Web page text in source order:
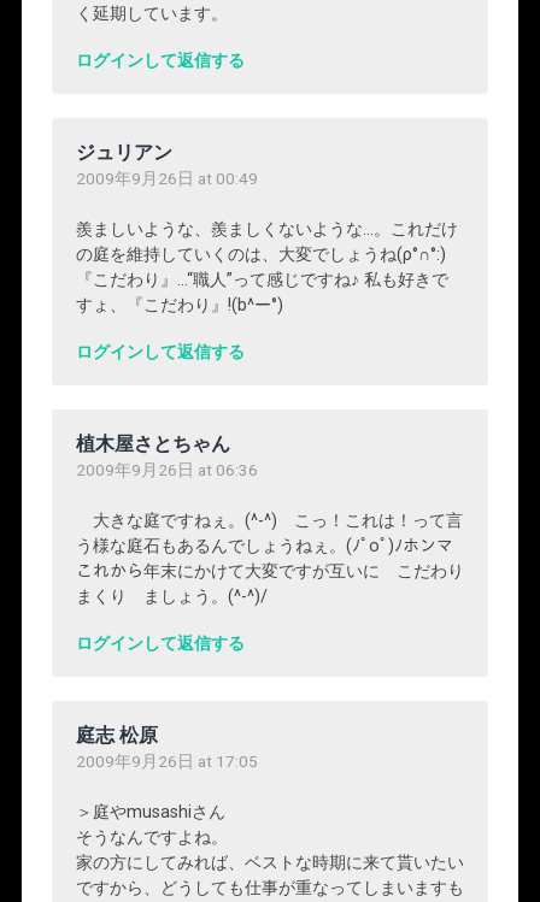
く延期しています。
ログインして返信する
ジュリアン
2009年9月26日 at 00:49
羨ましいような、羨ましくないような…。これだけ
の庭を維持していくのは、大変でしょうね(ρ°∩°:)
『こだわり』…“職人”って感じですね♪ 私も好きで
すょ、『こだわり』!(b^ー°)
ログインして返信する
植木屋さとちゃん
2009年9月26日 at 06:36
大きな庭ですねぇ。(^-^) こっ！これは！って言
う様な庭石もあるんでしょうねぇ。(ﾉﾟοﾟ)ﾉホンマ
これから年末にかけて大変ですが互いに こだわり
まくり ましょう。(^-^)/
ログインして返信する
庭志 松原
2009年9月26日 at 17:05
＞庭やmusashiさん
そうなんですよね。
家の方にしてみれば、ベストな時期に来て貰いたい
ですから、どうしても仕事が重なってしまいますも